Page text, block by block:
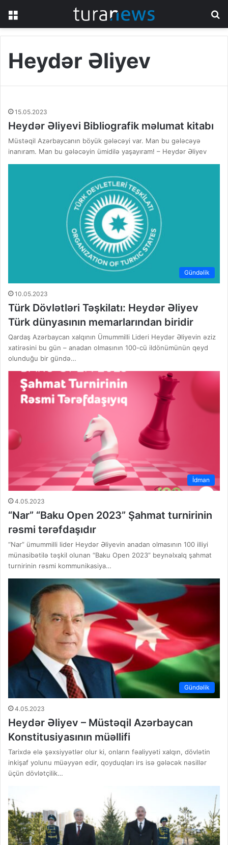
Heydər Əliyev
15.05.2023
Heydər Əliyevi Bibliografik məlumat kitabı
Müstəqil Azərbaycanın böyük gələcəyi var. Man bu gələcəyə
inanıram. Man bu gələcəyin ümidilə yaşayıram! – Heydər Əliyev
Gündəlik
10.05.2023
Türk Dövlətləri Təşkilatı: Heydər Əliyev
Türk dünyasının memarlarından biridir
Qardaş Azərbaycan xalqının Ümummilli Lideri Heydər Əliyevin əziz
xatirəsini bu gün – anadan olmasının 100-cü ildönümünün qeyd
olunduğu bir gündə…
İdman
4.05.2023
“Nar” “Baku Open 2023” Şahmat turnirinin
rəsmi tərəfdaşıdır
“Nar” ümummilli lider Heydər Əliyevin anadan olmasının 100 illiyi
münasibətilə təşkil olunan “Baku Open 2023” beynəlxalq şahmat
turnirinin rəsmi kommunikasiya…
Gündəlik
4.05.2023
Heydər Əliyev – Müstəqil Azərbaycan
Konstitusiyasının müəllifi
Tarixdə elə şəxsiyyətlər olur ki, onların fəaliyyəti xalqın, dövlətin
inkişaf yolunu müəyyən edir, qoyduqları irs isə gələcək nəsillər
üçün dövlətçilik…